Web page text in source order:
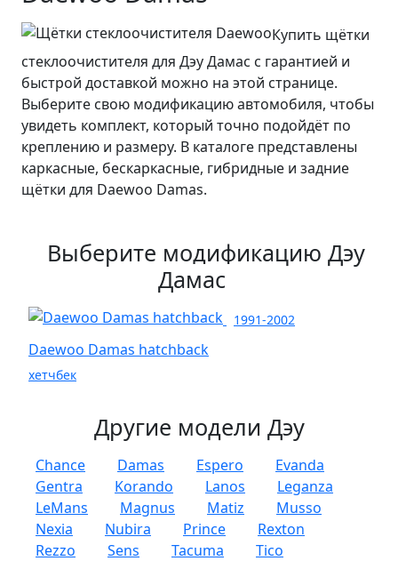
Купить щётки
стеклоочистителя для Дэу Дамас с гарантией и
быстрой доставкой можно на этой странице.
Выберите свою модификацию автомобиля, чтобы
увидеть комплект, который точно подойдёт по
креплению и размеру. В каталоге представлены
каркасные, бескаркасные, гибридные и задние
щётки для Daewoo Damas.
Выберите модификацию Дэу
Дамас
1991-2002
Daewoo Damas hatchback
хетчбек
Другие модели Дэу
Chance Damas Espero
Evanda
Gentra
Korando Lanos
Leganza
LeMans
Magnus Matiz
Musso
Nexia
Nubira Prince
Rexton
Rezzo
Sens Tacuma Tico